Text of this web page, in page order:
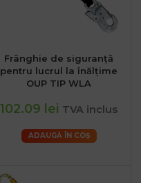
Frânghie de siguranță
pentru lucrul la înălțime
OUP TIP WLA
102.09 lei TVA inclus
ADAUGĂ ÎN COȘ